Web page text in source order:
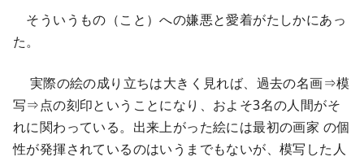
そういうもの（こと）への嫌悪と愛着がたしかにあっ
た。
実際の絵の成り立ちは大きく見れば、過去の名画⇒模
写⇒点の刻印ということになり、およそ3名の人間がそ
れに関わっている。出来上がった絵には最初の画家 の個
性が発揮されているのはいうまでもないが、模写した人